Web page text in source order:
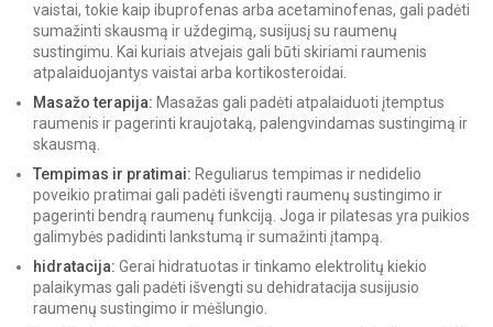
vaistai, tokie kaip ibuprofenas arba acetaminofenas, gali padėti
sumažinti skausmą ir uždegimą, susijusį su raumenų
sustingimu. Kai kuriais atvejais gali būti skiriami raumenis
atpalaiduojantys vaistai arba kortikosteroidai.
Masažo terapija: Masažas gali padėti atpalaiduoti įtemptus
raumenis ir pagerinti kraujotaką, palengvindamas sustingimą ir
skausmą.
Tempimas ir pratimai: Reguliarus tempimas ir nedidelio
poveikio pratimai gali padėti išvengti raumenų sustingimo ir
pagerinti bendrą raumenų funkciją. Joga ir pilatesas yra puikios
galimybės padidinti lankstumą ir sumažinti įtampą.
hidratacija: Gerai hidratuotas ir tinkamo elektrolitų kiekio
palaikymas gali padėti išvengti su dehidratacija susijusio
raumenų sustingimo ir mėšlungio.